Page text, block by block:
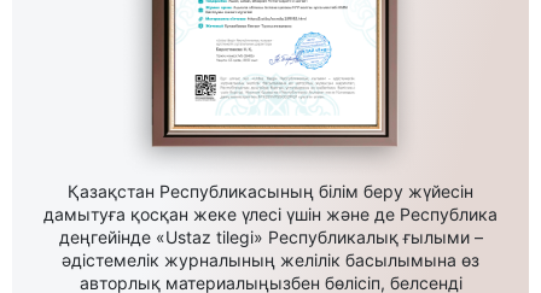
Қазақстан Республикасының білім беру жүйесін
дамытуға қосқан жеке үлесі үшін және де Республика
деңгейінде «Ustaz tilegi» Республикалық ғылыми –
әдістемелік журналының желілік басылымына өз
авторлық материалыңызбен бөлісіп, белсенді